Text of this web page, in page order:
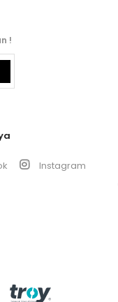
!
Instagram